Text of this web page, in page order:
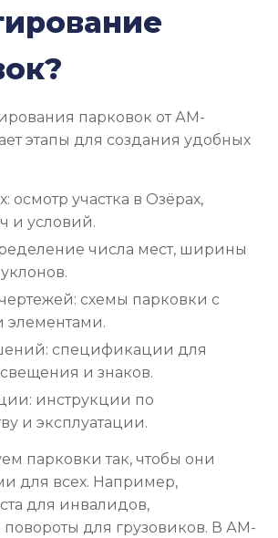
парковок от АМ-
этапы для создания удобных
осмотр участка в Озёрах,
и условий.
числа мест, ширины
схемы парковки с
элементами.
спецификации для
и знаков.
инструкции по
и эксплуатации.
парковки так, чтобы они
для всех. Например,
для инвалидов,
повороты для грузовиков. В АМ-